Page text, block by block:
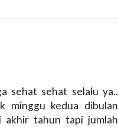
sehat sehat selalu ya..
minggu kedua dibulan
akhir tahun tapi jumlah